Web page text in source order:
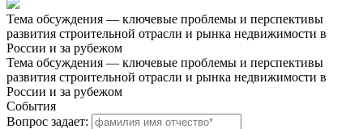
Тема обсуждения — ключевые проблемы и перспективы
развития строительной отрасли и рынка недвижимости в
России и за рубежом
Тема обсуждения — ключевые проблемы и перспективы
развития строительной отрасли и рынка недвижимости в
России и за рубежом
События
Вопрос задает: